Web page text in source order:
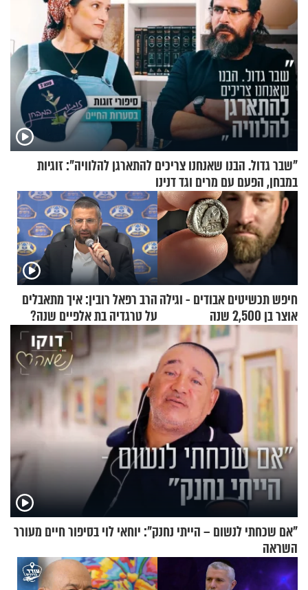
"שבר גדול. הבנו שאנחנו צריכים להתארגן להלוויה": זוגיות
במבחן, הפעם עם מרים וגד דנינו
חיפש תכשיטים אבודים - וגילה
אוצר בן 2,500 שנה
הרב רפאל רובין: איך מתאבלים
על טרגדיה בת אלפיים שנה?
"אם שכחתי לנשום – הייתי נחנק": יוחאי לוי בסיפור חיים מעורר
השראה